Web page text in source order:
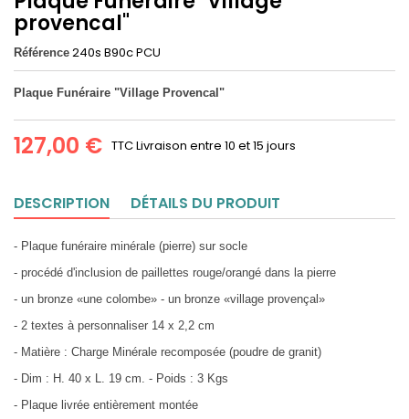
provencal"
Référence 240s B90c PCU
Plaque Funéraire "Village Provencal"
127,00 € TTCLivraison entre 10 et 15 jours
DESCRIPTION DÉTAILS DU PRODUIT
- Plaque funéraire minérale (pierre) sur socle
- procédé d'inclusion de paillettes rouge/orangé dans la pierre
- un bronze «une colombe» - un bronze «village provençal»
- 2 textes à personnaliser 14 x 2,2 cm
- Matière : Charge Minérale recomposée (poudre de granit)
- Dim : H. 40 x L. 19 cm. - Poids : 3 Kgs
- Plaque livrée entièrement montée